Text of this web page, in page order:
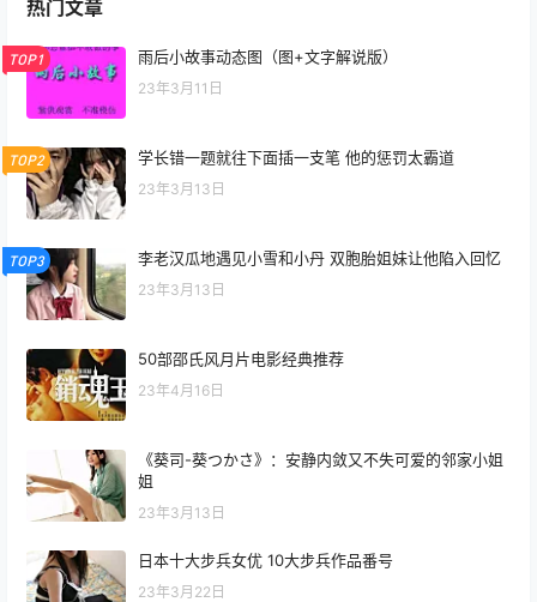
热门文章
TOP1 雨后小故事动态图（图+文字解说版）
23年3月11日
TOP2 学长错一题就往下面插一支笔 他的惩罚太霸道
23年3月13日
TOP3 李老汉瓜地遇见小雪和小丹 双胞胎姐妹让他陷入回忆
23年3月13日
50部邵氏风月片电影经典推荐
23年4月16日
《葵司-葵つかさ》：安静内敛又不失可爱的邻家小姐
姐
23年3月13日
日本十大步兵女优 10大步兵作品番号
23年3月22日